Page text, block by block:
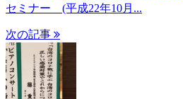
セミナー (平成22年10月...
次の記事